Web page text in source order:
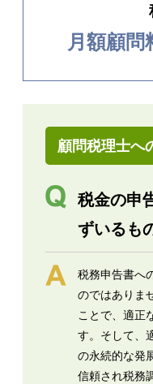
月額顧問
顧問税理士へ
税金の申
ずいるも
税務申告書へ
のではありま
ことで、適正
す。そして、
の永続的な発
信頼され税務